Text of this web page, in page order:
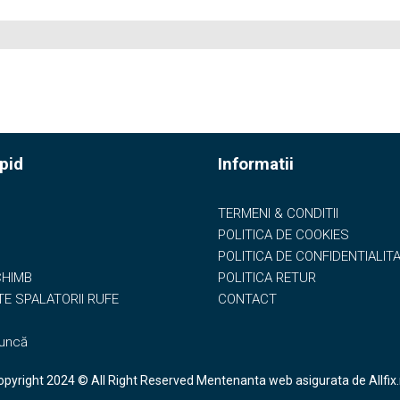
SPALATORII RUFE
Informatii
TERMENI & CONDITII
POLITICA DE COOKIES
POLITICA DE
POLITICA RETUR
CONTACT
2024 © All Right Reserved Mentenanta web asigurata de